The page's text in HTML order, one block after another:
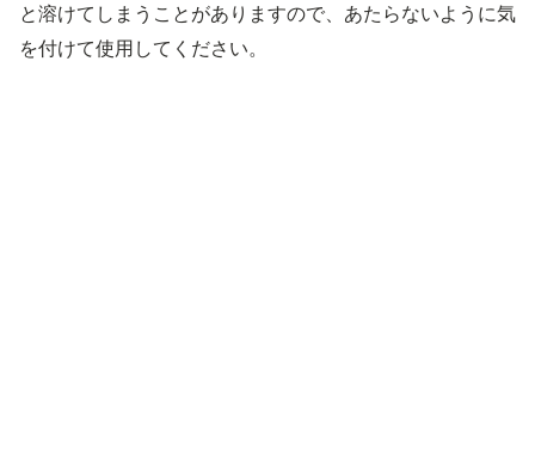
と溶けてしまうことがありますので、あたらないように気
を付けて使用してください。